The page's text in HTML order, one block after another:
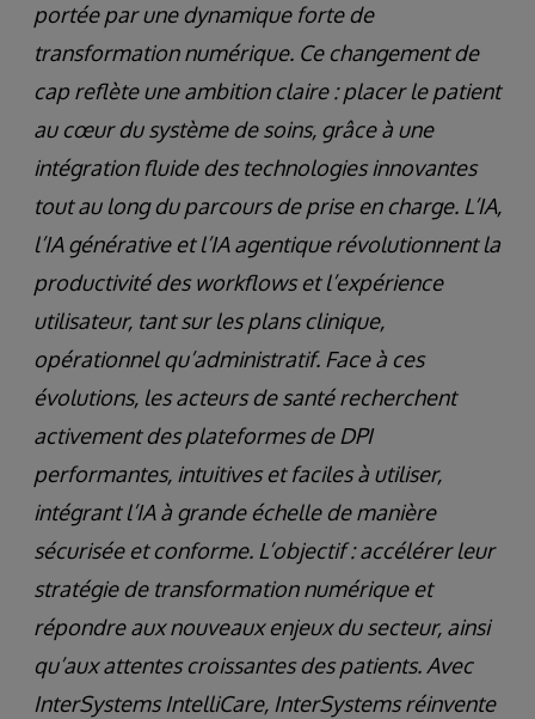
portée par une dynamique forte de
transformation numérique. Ce changement de
cap reflète une ambition claire : placer le patient
au cœur du système de soins, grâce à une
intégration fluide des technologies innovantes
tout au long du parcours de prise en charge. L’IA,
l’IA générative et l’IA agentique révolutionnent la
productivité des workflows et l’expérience
utilisateur, tant sur les plans clinique,
opérationnel qu’administratif. Face à ces
évolutions, les acteurs de santé recherchent
activement des plateformes de DPI
performantes, intuitives et faciles à utiliser,
intégrant l’IA à grande échelle de manière
sécurisée et conforme. L’objectif : accélérer leur
stratégie de transformation numérique et
répondre aux nouveaux enjeux du secteur, ainsi
qu’aux attentes croissantes des patients. Avec
InterSystems IntelliCare, InterSystems réinvente